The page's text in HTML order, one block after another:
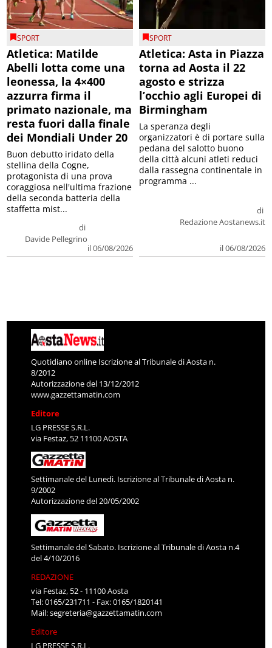
SPORT
Atletica: Matilde
Abelli lotta come una
leonessa, la 4×400
azzurra firma il
primato nazionale, ma
resta fuori dalla finale
dei Mondiali Under 20
di
Davide Pellegrino
il 06/08/2026
Buon debutto iridato della
stellina della Cogne,
protagonista di una prova
coraggiosa nell'ultima frazione
della seconda batteria della
staffetta mist...
SPORT
Atletica: Asta in Piazza
torna ad Aosta il 22
agosto e strizza
l’occhio agli Europei di
Birmingham
di
Redazione Aostanews.it
il 06/08/2026
La speranza degli
organizzatori è di portare sulla
pedana del salotto buono
della città alcuni atleti reduci
dalla rassegna continentale in
programma ...
Quotidiano online Iscrizione al Tribunale di Aosta n.
8/2012
Autorizzazione del 13/12/2012
www.gazzettamatin.com
Editore
LG PRESSE S.R.L.
via Festaz, 52 11100 AOSTA
Settimanale del Lunedì. Iscrizione al Tribunale di Aosta n.
9/2002
Autorizzazione del 20/05/2002
Settimanale del Sabato. Iscrizione al Tribunale di Aosta n.4
del 4/10/2016
REDAZIONE
via Festaz, 52 - 11100 Aosta
Tel: 0165/231711 - Fax: 0165/1820141
Mail:segreteria@gazzettamatin.com
Editore
LG PRESSE S.R.L.